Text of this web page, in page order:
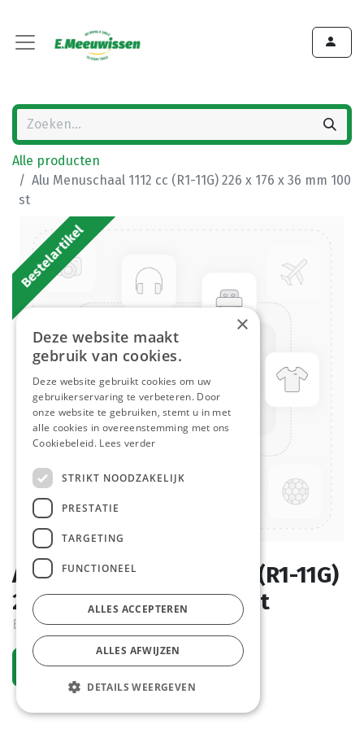
Alle producten
Alu Menuschaal 1112 cc (R1-11G) 226 x 176 x 36 mm 100
st
Bestelartikel
Alu Menuschaal 1112 cc (R1-11G)
226 x 176 x 36 mm 100 st
Bestelartikel
Vraag een account aan
×
Deze website maakt
gebruik van cookies.
Deze website gebruikt cookies om uw
gebruikerservaring te verbeteren. Door
onze website te gebruiken, stemt u in met
alle cookies in overeenstemming met ons
Cookiebeleid. Lees verder
STRIKT NOODZAKELIJK
PRESTATIE
TARGETING
FUNCTIONEEL
ALLES ACCEPTEREN
ALLES AFWIJZEN
DETAILS WEERGEVEN